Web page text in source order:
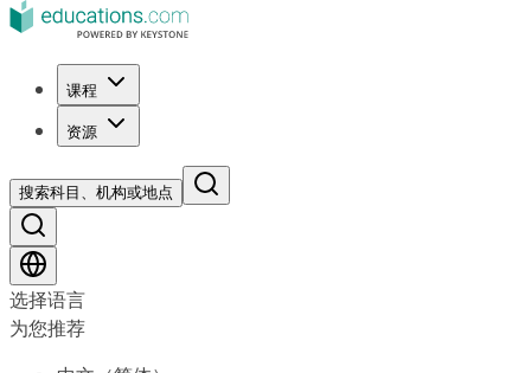
课程
资源
搜索科目、机构或地点
选择语言
为您推荐